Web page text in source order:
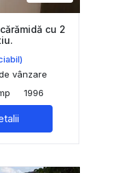
cu 2
vânzare
1996